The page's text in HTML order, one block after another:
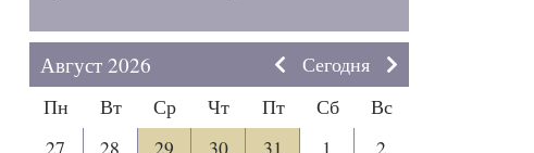
Август 2026
Сегодня
Пн
Вт Ср Чт Пт Сб
Вс
27
28 29 30 31 1
2